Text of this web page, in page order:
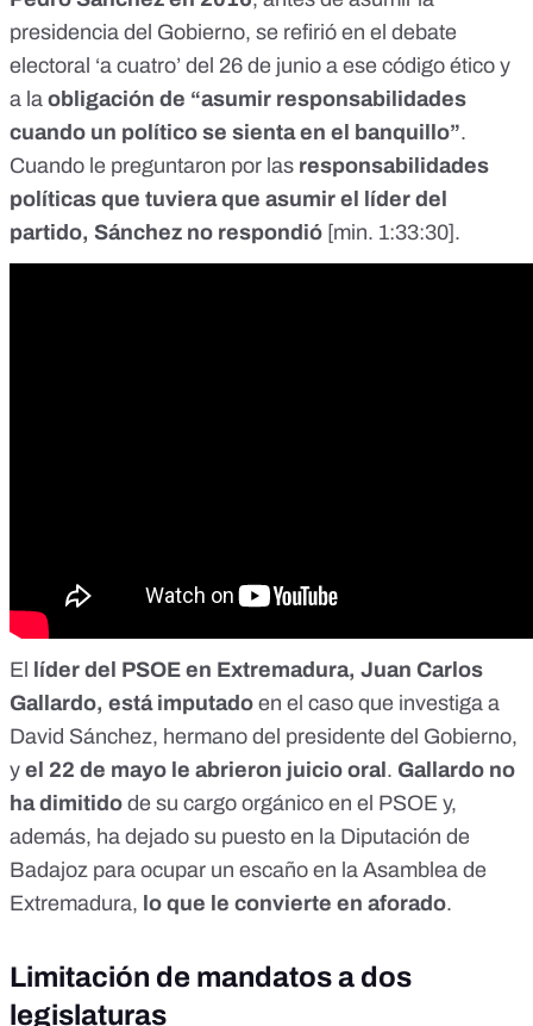
presidencia del Gobierno, se refirió en el debate
electoral ‘a cuatro’ del 26 de junio a ese código ético y
a la obligación de “asumir responsabilidades
cuando un político se sienta en el banquillo”.
Cuando le preguntaron por las responsabilidades
políticas que tuviera que asumir el líder del
partido, Sánchez no respondió [min. 1:33:30].
El
líder del PSOE en Extremadura, Juan Carlos
Gallardo, está imputado en el caso que investiga a
David Sánchez, hermano del presidente del Gobierno,
y el 22 de mayo le abrieron juicio oral . Gallardo no
ha dimitido de su cargo orgánico en el PSOE y,
además, ha dejado su puesto en la Diputación de
Badajoz para ocupar un escaño en la Asamblea de
Extremadura, lo que le convierte en aforado.
Limitación de mandatos a dos
legislaturas